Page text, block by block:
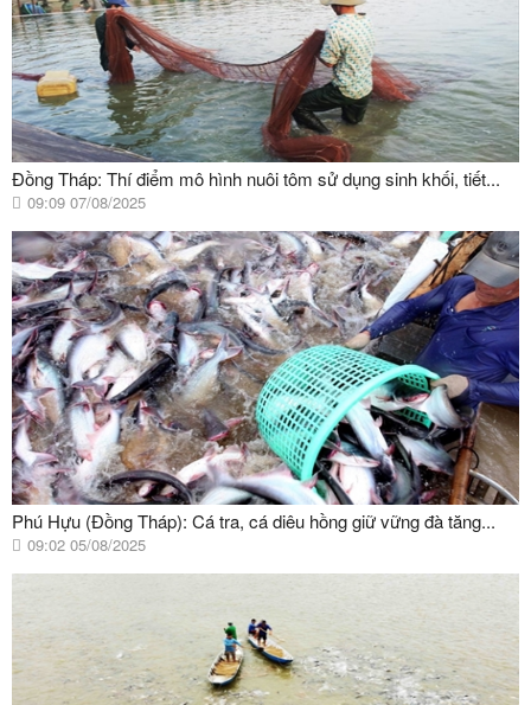
Đồng Tháp: Thí điểm mô hình nuôi tôm sử dụng sinh khối, tiết...
09:09 07/08/2025
Phú Hựu (Đồng Tháp): Cá tra, cá diêu hồng giữ vững đà tăng...
09:02 05/08/2025